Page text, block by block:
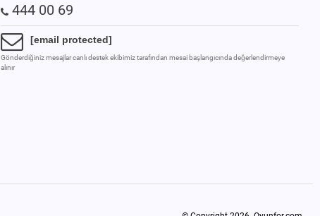
444 00 69
[email protected]
Gönderdiğiniz mesajlar canlı destek ekibimiz tarafından mesai başlangıcında değerlendirmeye
alınır